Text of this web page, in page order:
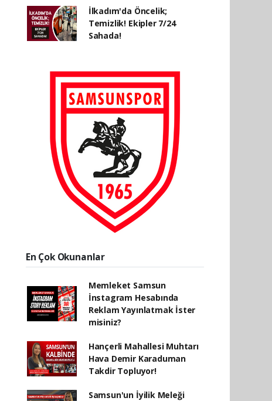
İlkadım'da Öncelik;
Temizlik! Ekipler 7/24
Sahada!
En Çok Okunanlar
Memleket Samsun
İnstagram Hesabında
Reklam Yayınlatmak İster
misiniz?
Hançerli Mahallesi Muhtarı
Hava Demir Karaduman
Takdir Topluyor!
Samsun'un İyilik Meleği